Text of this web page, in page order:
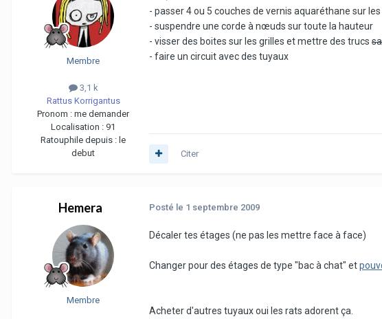
Membre
3,1 k
Rattus Korrigantus
Pronom : me demander
Localisation : 91
Ratouphile depuis : le
debut
- passer 4 ou 5 couches de vernis aquaréthane sur
- suspendre une corde à nœuds sur toute la hauteur
- visser des boites sur les grilles et mettre des trucs
- faire un circuit avec des tuyaux
Citer
Hemera
Membre
Posté le 1 septembre 2009
Décaler tes étages (ne pas les mettre face à face)
Changer pour des étages de type "bac à chat" et
Acheter d'autres tuyaux oui les rats adorent ça.